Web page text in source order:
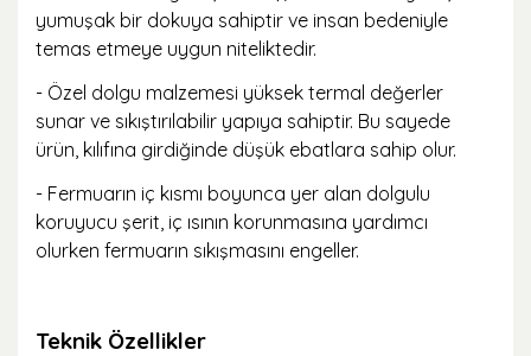
yumuşak bir dokuya sahiptir ve insan bedeniyle
temas etmeye uygun niteliktedir.
- Özel dolgu malzemesi yüksek termal değerler
sunar ve sıkıştırılabilir yapıya sahiptir. Bu sayede
ürün, kılıfına girdiğinde düşük ebatlara sahip olur.
- Fermuarın iç kısmı boyunca yer alan dolgulu
koruyucu şerit, iç ısının korunmasına yardımcı
olurken fermuarın sıkışmasını engeller.
Teknik Özellikler